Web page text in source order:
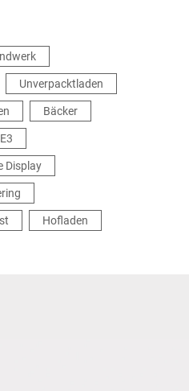
Unverpacktladen
Bäcker
E3
Display
Hofladen